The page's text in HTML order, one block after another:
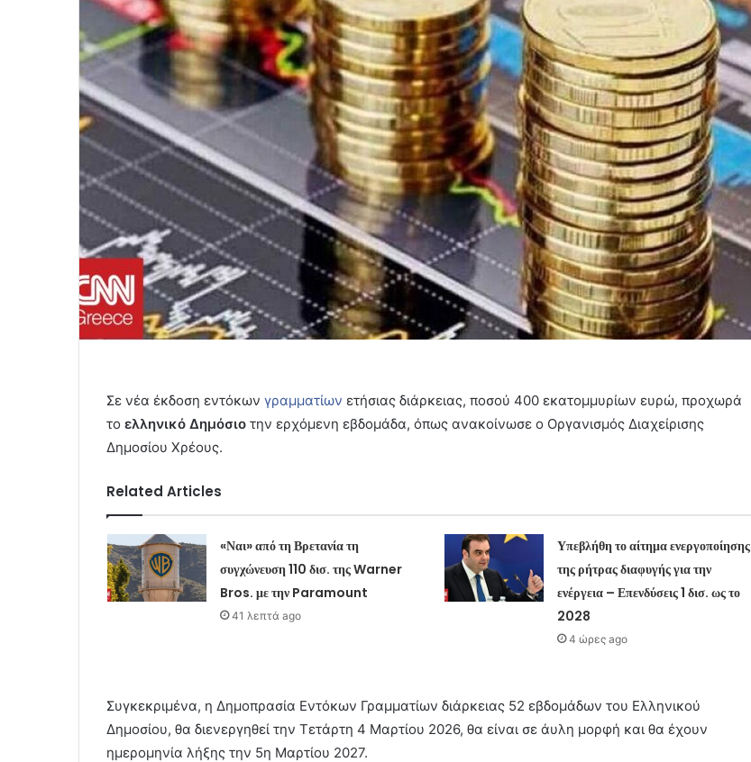
Σε νέα έκδοση εντόκων γραμματίων ετήσιας διάρκειας, ποσού 400 εκατομμυρίων ευρώ, προχωρά
το ελληνικό Δημόσιο την ερχόμενη εβδομάδα, όπως ανακοίνωσε ο Οργανισμός Διαχείρισης
Δημοσίου Χρέους.
Related Articles
«Ναι» από τη Βρετανία τη
συγχώνευση 110 δισ. της Warner
Bros. με την Paramount
41 λεπτά ago
Υπεβλήθη το αίτημα ενεργοποίησης
της ρήτρας διαφυγής για την
ενέργεια – Επενδύσεις 1 δισ. ως το
2028
4 ώρες ago
Συγκεκριμένα, η Δημοπρασία Εντόκων Γραμματίων διάρκειας 52 εβδομάδων του Ελληνικού
Δημοσίου, θα διενεργηθεί την Τετάρτη 4 Μαρτίου 2026, θα είναι σε άυλη μορφή και θα έχουν
ημερομηνία λήξης την 5η Μαρτίου 2027.